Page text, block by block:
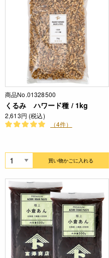
商品No.01328500
くるみ ハワード種 / 1kg
2,613円 (税込)
（4件）
買い物かごに入れる